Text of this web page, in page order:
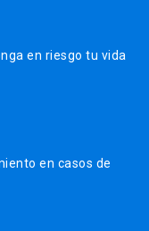
en riesgo tu vida
en casos de